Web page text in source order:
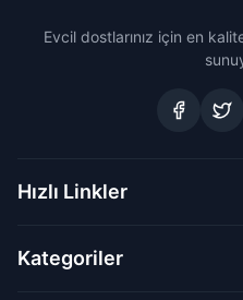
Evcil dostlarınız için en
Hızlı Linkler
Kategoriler